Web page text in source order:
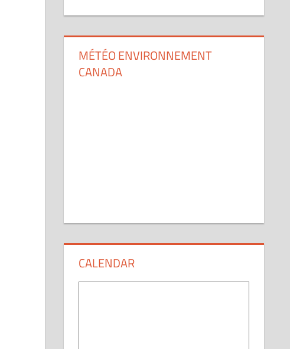
MÉTÉO ENVIRONNEMENT
CANADA
CALENDAR